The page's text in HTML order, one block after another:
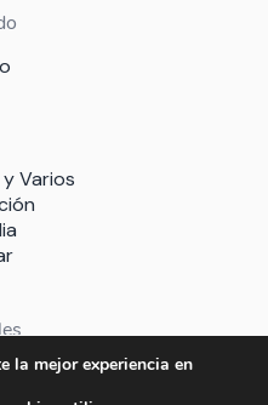
Varios
la mejor experiencia en